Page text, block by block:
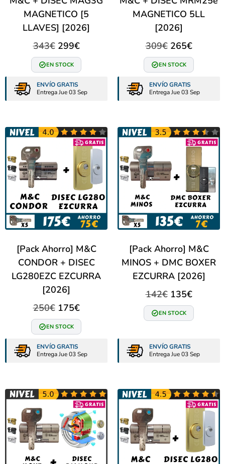
MAGNETICO [5
LLAVES] [2026]
343€ 299€
EN STOCK
ENVÍO GRATIS
Entrega Jue 03 Sep
MAGNETICO 5LL
[2026]
309€ 265€
EN STOCK
ENVÍO GRATIS
Entrega Jue 03 Sep
[Pack Ahorro] M&C
CONDOR + DISEC
LG280EZC EZCURRA
[2026]
250€ 175€
EN STOCK
ENVÍO GRATIS
Entrega Jue 03 Sep
[Pack Ahorro] M&C
MINOS + DMC BOXER
EZCURRA [2026]
142€ 135€
EN STOCK
ENVÍO GRATIS
Entrega Jue 03 Sep